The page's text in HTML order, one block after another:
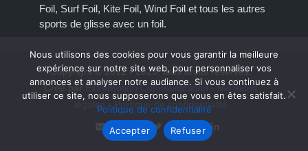
Foil, Surf Foil, Kite Foil, Wind Foil et tous les autres
sports de glisse avec un foil.
Copyright © 2012 - 2023, tous droits réservés.
Créé par Extremotion Communication-Mentions
légales
-Politique de confidentialité
Nous utilisons des cookies pour vous garantir la meilleure
expérience sur notre site web, pour personnaliser vos
annonces et analyser notre audiance. Si vous continuez à
utiliser ce site, nous supposerons que vous en êtes satisfait.
Politique de confidentialité
Accepter
Refuser